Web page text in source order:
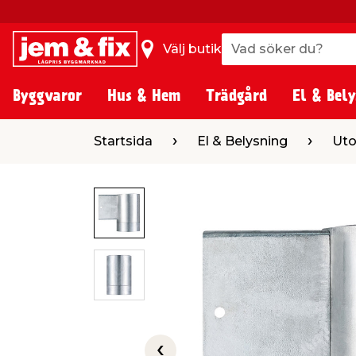
Välj butik Vad söker du?
Vad söker du?
Byggvaror Hus & Hem Trädgård El &
El & Belysning
Startsida El & Belysning